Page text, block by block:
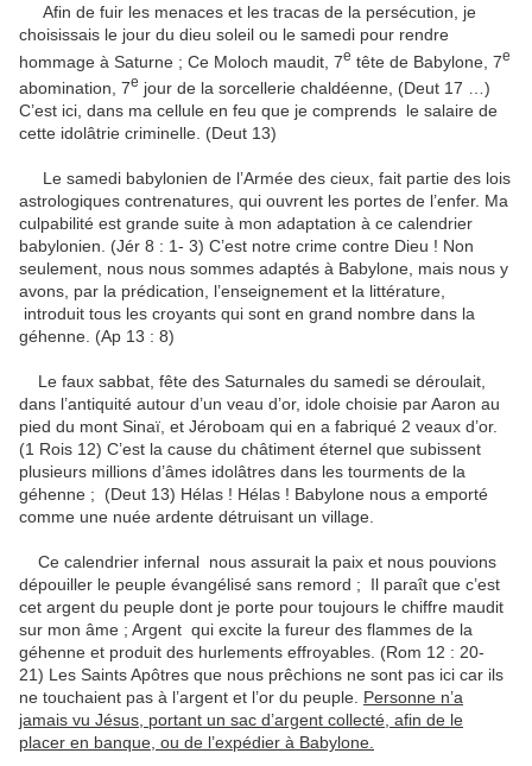
Afin de fuir les menaces et les tracas de la persécution, je
choisissais le jour du dieu soleil ou le samedi pour rendre
hommage à Saturne ; Ce Moloch maudit, 7e tête de Babylone, 7e
abomination, 7e jour de la sorcellerie chaldéenne, (Deut 17 …)
C’est ici, dans ma cellule en feu que je comprends le salaire de
cette idolâtrie criminelle. (Deut 13)
Le samedi babylonien de l’Armée des cieux, fait partie des lois
astrologiques contrenatures, qui ouvrent les portes de l’enfer. Ma
culpabilité est grande suite à mon adaptation à ce calendrier
babylonien. (Jér 8 : 1- 3) C’est notre crime contre Dieu ! Non
seulement, nous nous sommes adaptés à Babylone, mais nous y
avons, par la prédication, l’enseignement et la littérature,
introduit tous les croyants qui sont en grand nombre dans la
géhenne. (Ap 13 : 8)
Le faux sabbat, fête des Saturnales du samedi se déroulait,
dans l’antiquité autour d’un veau d’or, idole choisie par Aaron au
pied du mont Sinaï, et Jéroboam qui en a fabriqué 2 veaux d’or.
(1 Rois 12) C’est la cause du châtiment éternel que subissent
plusieurs millions d’âmes idolâtres dans les tourments de la
géhenne ; (Deut 13) Hélas ! Hélas ! Babylone nous a emporté
comme une nuée ardente détruisant un village.
Ce calendrier infernal nous assurait la paix et nous pouvions
dépouiller le peuple évangélisé sans remord ; Il paraît que c’est
cet argent du peuple dont je porte pour toujours le chiffre maudit
sur mon âme ; Argent qui excite la fureur des flammes de la
géhenne et produit des hurlements effroyables. (Rom 12 : 20-
21) Les Saints Apôtres que nous prêchions ne sont pas ici car ils
ne touchaient pas à l’argent et l’or du peuple. Personne n’a
jamais vu Jésus, portant un sac d’argent collecté, afin de le
placer en banque, ou de l’expédier à Babylone.